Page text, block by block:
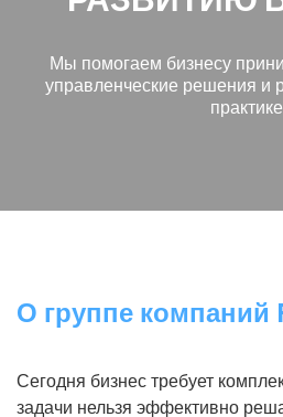
Мы помогаем бизнесу
управленческие решения и
практике
О группе компаний
Сегодня бизнес требует
задачи нельзя эффективно